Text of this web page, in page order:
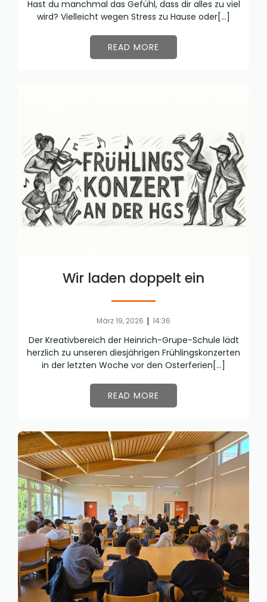
Hast du manchmal das Gefühl, dass dir alles zu viel
wird? Vielleicht wegen Stress zu Hause oder[…]
READ MORE
Wir laden doppelt ein
März 19, 2026 | 14:36
Der Kreativbereich der Heinrich-Grupe-Schule lädt
herzlich zu unseren diesjährigen Frühlingskonzerten
in der letzten Woche vor den Osterferien[…]
READ MORE